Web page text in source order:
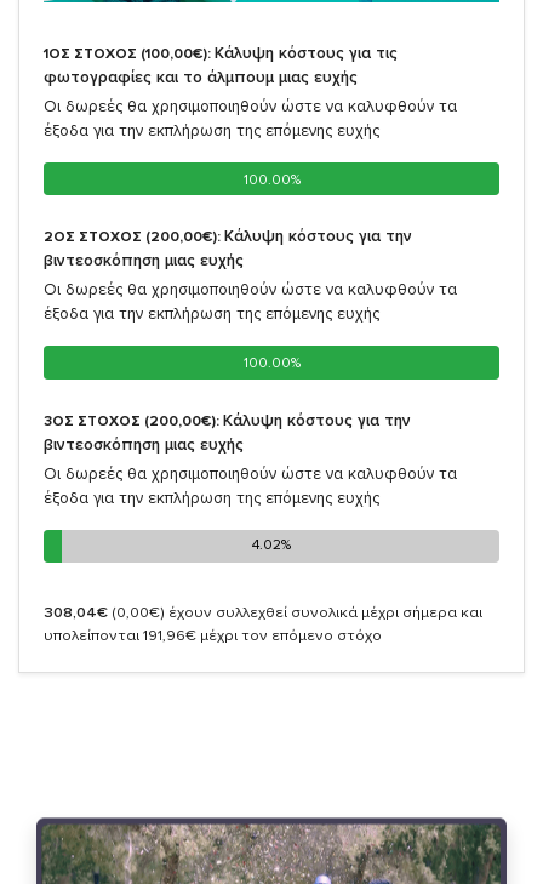
1ΟΣ ΣΤΟΧΟΣ (100,00€): Κάλυψη κόστους για τις
φωτογραφίες και το άλμπουμ μιας ευχής
Οι δωρεές θα χρησιμοποιηθούν ώστε να καλυφθούν τα
έξοδα για την εκπλήρωση της επόμενης ευχής
100.00%
100.00%
2ΟΣ ΣΤΟΧΟΣ (200,00€): Κάλυψη κόστους για την
βιντεοσκόπηση μιας ευχής
Οι δωρεές θα χρησιμοποιηθούν ώστε να καλυφθούν τα
έξοδα για την εκπλήρωση της επόμενης ευχής
100.00%
100.00%
3ΟΣ ΣΤΟΧΟΣ (200,00€): Κάλυψη κόστους για την
βιντεοσκόπηση μιας ευχής
Οι δωρεές θα χρησιμοποιηθούν ώστε να καλυφθούν τα
έξοδα για την εκπλήρωση της επόμενης ευχής
4.02%
4.02%
308,04€ (0,00€) έχουν συλλεχθεί συνολικά μέχρι σήμερα και
υπολείπονται 191,96€ μέχρι τον επόμενο στόχο